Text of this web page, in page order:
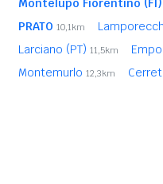
PRATO 10,1km
Larciano (PT) 11,5km
Montemurlo 12,3km